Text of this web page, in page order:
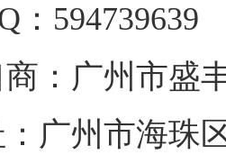
594739639
：广州市盛
广州市海珠